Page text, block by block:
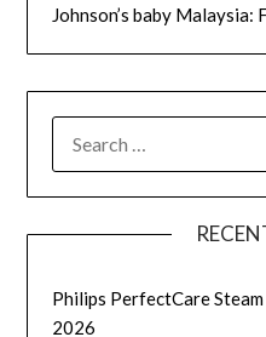
Johnson’s baby Malaysia:
FOR:
Philips PerfectCare
2026